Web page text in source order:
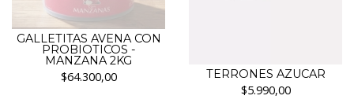
GALLETITAS AVENA CON
PROBIOTICOS -
MANZANA 2KG
$64.300,00 TERRONES AZUCAR
$5.990,00